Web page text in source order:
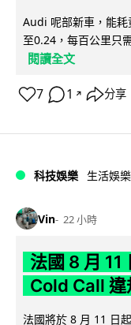
Audi 呢部新車，能
至0.24，每百公里只
閱讀全文
7 1 ↗ 分享
科技娛樂 生活娛樂
Vin 22 小時
法國 8 月 11
Cold Call
法國將於 8 月 11 日